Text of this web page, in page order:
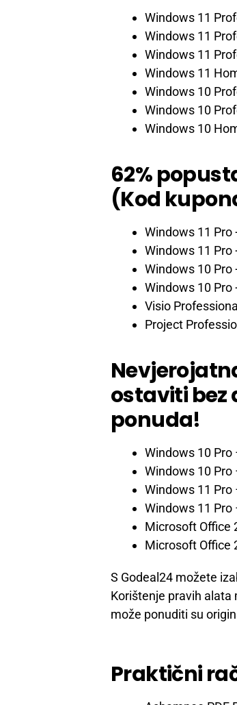
Windows 11
Windows 11
Windows 11
Windows 11
Windows 10
Windows 10
Windows 10
62%
(Kod
Windows 11 Pro
Windows 11 Pro
Windows 10 Pro
Windows 10 Pro
Visio
Project
ostaviti bez
ponuda!
Windows 10 Pro
Windows 10 Pro
Windows 11 Pro
Windows 11 Pro
Microsoft Office
Microsoft Office
S Godeal24 možete
Korištenje pravih alata
može ponuditi su
Praktični